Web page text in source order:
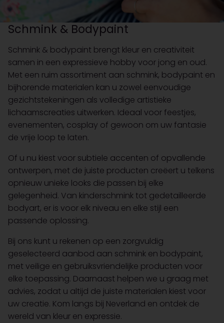
Schmink & Bodypaint
Schmink & bodypaint brengt kleur en creativiteit
samen in een expressieve hobby voor jong en oud.
Met een ruim assortiment aan schmink, bodypaint en
bijhorende materialen kan u zowel eenvoudige
gezichtstekeningen als volledige artistieke
lichaamscreaties uitwerken. Ideaal voor feestjes,
evenementen, cosplay of gewoon om uw fantasie
de vrije loop te laten.
Of u nu kiest voor subtiele accenten of opvallende
ontwerpen, met de juiste producten creëert u telkens
opnieuw unieke looks die passen bij elke
gelegenheid. Van kinderschmink tot gedetailleerde
bodyart, er is voor elk niveau en elke stijl een
passende oplossing.
Bij ons kunt u rekenen op een zorgvuldig
geselecteerd aanbod aan schmink en bodypaint,
met veilige en gebruiksvriendelijke producten voor
elke toepassing. Daarnaast helpen we u graag met
advies, zodat u altijd de juiste materialen kiest voor
uw creatie. Kom langs bij Neverland en ontdek de
wereld van kleur en expressie.